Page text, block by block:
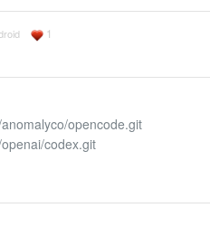
1
opencode.git
codex.git